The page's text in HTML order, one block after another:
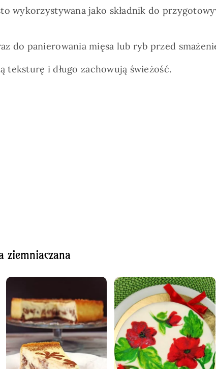
wykorzystywana jako składnik do
do panierowania mięsa lub ryb przed
teksturę i długo zachowują świeżość.
ziemniaczana